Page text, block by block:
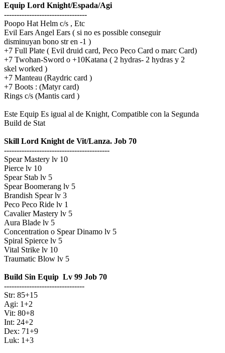
Equip Lord Knight/Espada/Agi
---------------------------------
Poopo Hat Helm c/s , Etc
Evil Ears Angel Ears ( si no es possible conseguir
disminuyan bono str en -1 )
+7 Full Plate ( Evil druid card, Peco Peco Card o marc Card)
+7 Twohan-Sword o +10Katana ( 2 hydras- 2 hydras y 2
skel worked )
+7 Manteau (Raydric card )
+7 Boots : (Matyr card)
Rings c/s (Mantis card )
Este Equip Es igual al de Knight, Compatible con la Segunda
Build de Stat
Skill Lord Knight de Vit/Lanza. Job 70
------------------------------------------
Spear Mastery lv 10
Pierce lv 10
Spear Stab lv 5
Spear Boomerang lv 5
Brandish Spear lv 3
Peco Peco Ride lv 1
Cavalier Mastery lv 5
Aura Blade lv 5
Concentration o Spear Dinamo lv 5
Spiral Spierce lv 5
Vital Strike lv 10
Traumatic Blow lv 5
Build Sin Equip Lv 99 Job 70
--------------------------------
Str: 85+15
Agi: 1+2
Vit: 80+8
Int: 24+2
Dex: 71+9
Luk: 1+3